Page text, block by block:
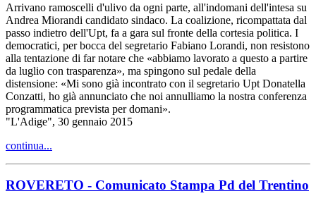
Arrivano ramoscelli d'ulivo da ogni parte, all'indomani dell'intesa su
Andrea Miorandi candidato sindaco. La coalizione, ricompattata dal
passo indietro dell'Upt, fa a gara sul fronte della cortesia politica. I
democratici, per bocca del segretario Fabiano Lorandi, non resistono
alla tentazione di far notare che «abbiamo lavorato a questo a partire
da luglio con trasparenza», ma spingono sul pedale della
distensione: «Mi sono già incontrato con il segretario Upt Donatella
Conzatti, ho già annunciato che noi annulliamo la nostra conferenza
programmatica prevista per domani».
"L'Adige", 30 gennaio 2015
continua...
ROVERETO - Comunicato Stampa Pd del Trentino